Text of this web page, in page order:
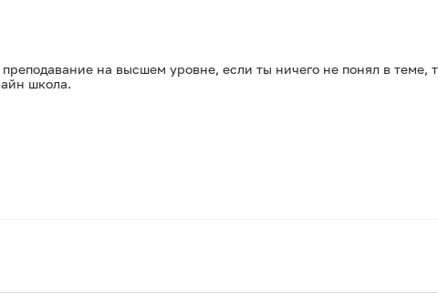
на высшем уровне, если ты ничего не понял в теме,
школа.